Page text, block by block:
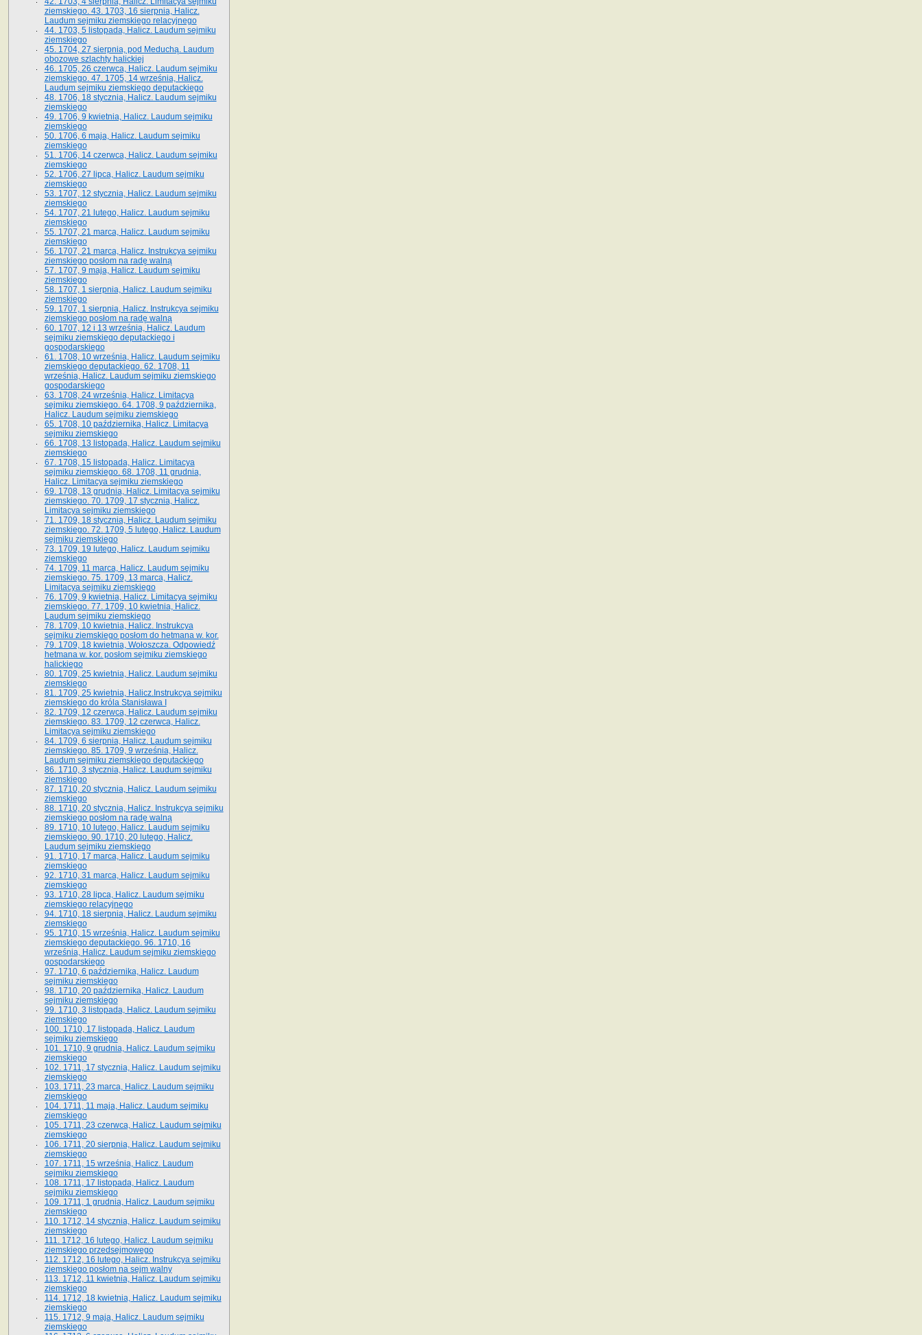
ziemskiego. 43. 1703, 16 sierpnia, Halicz.
Laudum sejmiku ziemskiego relacyjnego
44. 1703, 5 listopada, Halicz. Laudum sejmiku
ziemskiego
45. 1704, 27 sierpnia, pod Meduchą. Laudum
obozowe szlachty halickiej
46. 1705, 26 czerwca, Halicz. Laudum sejmiku
ziemskiego. 47. 1705, 14 września, Halicz.
Laudum sejmiku ziemskiego deputackiego
48. 1706, 18 stycznia, Halicz. Laudum sejmiku
ziemskiego
49. 1706, 9 kwietnia, Halicz. Laudum sejmiku
ziemskiego
50. 1706, 6 maja, Halicz. Laudum sejmiku
ziemskiego
51. 1706, 14 czerwca, Halicz. Laudum sejmiku
ziemskiego
52. 1706, 27 lipca, Halicz. Laudum sejmiku
ziemskiego
53. 1707, 12 stycznia, Halicz. Laudum sejmiku
ziemskiego
54. 1707, 21 lutego, Halicz. Laudum sejmiku
ziemskiego
55. 1707, 21 marca, Halicz. Laudum sejmiku
ziemskiego
56. 1707, 21 marca, Halicz. Instrukcya sejmiku
ziemskiego posłom na radę walną
57. 1707, 9 maja, Halicz. Laudum sejmiku
ziemskiego
58. 1707, 1 sierpnia, Halicz. Laudum sejmiku
ziemskiego
59. 1707, 1 sierpnia, Halicz. Instrukcya sejmiku
ziemskiego posłom na radę walną
60. 1707, 12 i 13 września, Halicz. Laudum
sejmiku ziemskiego deputackiego i
gospodarskiego
61. 1708, 10 września, Halicz. Laudum sejmiku
ziemskiego deputackiego. 62. 1708, 11
września, Halicz. Laudum sejmiku ziemskiego
gospodarskiego
63. 1708, 24 września, Halicz. Limitacya
sejmiku ziemskiego. 64. 1708, 9 października,
Halicz. Laudum sejmiku ziemskiego
65­. 1708, 10 października, Halicz. Limitacya
sejmiku ziemskiego
66. 1708, 13 listopada, Halicz. Laudum sejmiku
ziemskiego
67. 1708, 15 listopada, Halicz. Limitacya
sejmiku ziemskiego. 68. 1708, 11 grudnia,
Halicz. Limitacya sejmiku ziemskiego
69. 1708, 13 grudnia, Halicz. Limitacya sejmiku
ziemskiego. 70. 1709, 17 stycznia, Halicz.
Limitacya sejmiku ziemskiego
71. 1709, 18 stycznia, Halicz. Laudum sejmiku
ziemskiego. 72. 1709, 5 lutego, Halicz. Laudum
sejmiku ziemskiego
73. 1709, 19 lutego, Halicz. Laudum sejmiku
ziemskiego
74. 1709, 11 marca, Halicz. Laudum sejmiku
ziemskiego. 75. 1709, 13 marca, Halicz.
Limitacya sejmiku ziemskiego
76. 1709, 9 kwietnia, Halicz. Limitacya sejmiku
ziemskiego. 77. 1709, 10 kwietnia, Halicz.
Laudum sejmiku ziemskiego
78. 1709, 10 kwietnia, Halicz. Instrukcya
sejmiku ziemskiego posłom do hetmana w. kor.
79. 1709, 18 kwietnia, Wołoszcza. Odpowiedź
hetmana w. kor. posłom sejmiku ziemskiego
halickiego
80. 1709, 25 kwietnia, Halicz. Laudum sejmiku
ziemskiego
81. 1709, 25 kwietnia, Halicz.Instrukcya sejmiku
ziemskiego do króla Stanisława I
82. 1709, 12 czerwca, Halicz. Laudum sejmiku
ziemskiego. 83. 1709, 12 czerwca, Halicz.
Limitacya sejmiku ziemskiego
84. 1709, 6 sierpnia, Halicz. Laudum sejmiku
ziemskiego. 85. 1709, 9 września, Halicz.
Laudum sejmiku ziemskiego deputackiego
86. 1710, 3 stycznia, Halicz. Laudum sejmiku
ziemskiego
87. 1710, 20 stycznia, Halicz. Laudum sejmiku
ziemskiego
88. 1710, 20 stycznia, Halicz. Instrukcya sejmiku
ziemskiego posłom na radę walną
89. 1710, 10 lutego, Halicz. Laudum sejmiku
ziemskiego. 90. 1710, 20 lutego, Halicz.
Laudum sejmiku ziemskiego
91. 1710, 17 marca, Halicz. Laudum sejmiku
ziemskiego
92. 1710, 31 marca, Halicz. Laudum sejmiku
ziemskiego
93. 1710, 28 lipca, Halicz. Laudum sejmiku
ziemskiego relacyjnego
94. 1710, 18 sierpnia, Halicz. Laudum sejmiku
ziemskiego
95. 1710, 15 września, Halicz. Laudum sejmiku
ziemskiego deputackiego. 96. 1710, 16
września, Halicz. Laudum sejmiku ziemskiego
gospodarskiego
97. 1710, 6 października, Halicz. Laudum
sejmiku ziemskiego
98. 1710, 20 października, Halicz. Laudum
sejmiku ziemskiego
99. 1710, 3 listopada, Halicz. Laudum sejmiku
ziemskiego
100. 1710, 17 listopada, Halicz. Laudum
sejmiku ziemskiego
101. 1710, 9 grudnia, Halicz. Laudum sejmiku
ziemskiego
102. 1711, 17 stycznia, Halicz. Laudum sejmiku
ziemskiego
103. 1711, 23 marca, Halicz. Laudum sejmiku
ziemskiego
104. 1711, 11 maja, Halicz. Laudum sejmiku
ziemskiego
105. 1711, 23 czerwca, Halicz. Laudum sejmiku
ziemskiego
106. 1711, 20 sierpnia, Halicz. Laudum sejmiku
ziemskiego
107. 1711, 15 września, Halicz. Laudum
sejmiku ziemskiego
108. 1711, 17 listopada, Halicz. Laudum
sejmiku ziemskiego
109. 1711, 1 grudnia, Halicz. Laudum sejmiku
ziemskiego
110. 1712, 14 stycznia, Halicz. Laudum sejmiku
ziemskiego
111. 1712, 16 lutego, Halicz. Laudum sejmiku
ziemskiego przedsejmowego
112. 1712, 16 lutego, Halicz. Instrukcya sejmiku
ziemskiego posłom na sejm walny
113. 1712, 11 kwietnia, Halicz. Laudum sejmiku
ziemskiego
114. 1712, 18 kwietnia, Halicz. Laudum sejmiku
ziemskiego
115. 1712, 9 maja, Halicz. Laudum sejmiku
ziemskiego